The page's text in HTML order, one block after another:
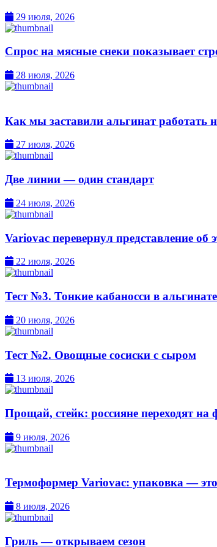
29 июля, 2026
Спрос на мясные снеки показывает
28 июля, 2026
Как мы заставили альгинат работать
27 июля, 2026
Две линии — один стандарт
24 июля, 2026
Variovac перевернул представление об
22 июля, 2026
Тест №3. Тонкие кабаносси в альгинате
20 июля, 2026
Тест №2. Овощные сосиски с сыром
13 июля, 2026
Прощай, стейк: россияне переходят на
9 июля, 2026
Термоформер Variovac: упаковка — это
8 июля, 2026
Гриль — открываем сезон